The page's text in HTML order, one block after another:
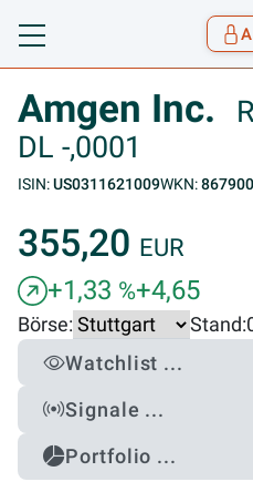
Toggle navigation
Amgen Inc.
DL -,0001
ISIN:US0311621009WKN:867900
355,20 EUR
+1,33 %+4,65
Börse: Stand:
Watchlist ...
Signale ...
Portfolio ...